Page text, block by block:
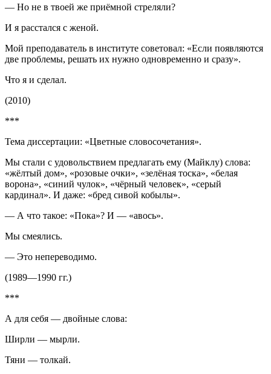
— Но не в твоей же приёмной стреляли?
И я расстался с женой.
Мой преподаватель в институте советовал: «Если появляются
две проблемы, решать их нужно одновременно и сразу».
Что я и сделал.
(2010)
***
Тема диссертации: «Цветные словосочетания».
Мы стали с удовольствием предлагать ему (Майклу) слова:
«жёлтый дом», «розовые очки», «зелёная тоска», «белая
ворона», «синий чулок», «чёрный человек», «серый
кардинал». И даже: «бред сивой кобылы».
— А что такое: «Пока»? И — «авось».
Мы смеялись.
— Это непереводимо.
(1989—1990 гг.)
***
А для себя — двойные слова:
Ширли — мырли.
Тяни — толкай.